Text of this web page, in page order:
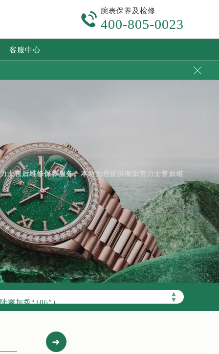

腕表保养及检修
400-805-0023
客服中心

士售后维修保养服务。本站为您提供衡阳劳力士售后维
▲
▼
需加拨“+86”）